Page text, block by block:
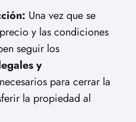
Una vez que se
y las condiciones
seguir los
y
para cerrar la
la propiedad al